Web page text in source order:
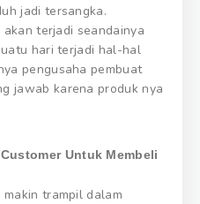
jadi tersangka.
terjadi seandainya
hari terjadi hal-hal
pengusaha pembuat
jawab karena produk nya
Untuk Membeli
trampil dalam